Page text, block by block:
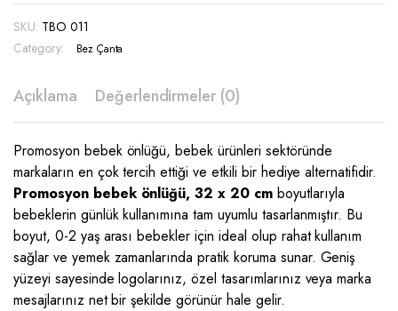
quantity
SKU: TBO 011
Category:
Bez Çanta
Açıklama Değerlendirmeler (0)
Promosyon bebek önlüğü, bebek ürünleri sektöründe
markaların en çok tercih ettiği ve etkili bir hediye alternatifidir.
Promosyon bebek önlüğü, 32 x 20 cmboyutlarıyla
bebeklerin günlük kullanımına tam uyumlu tasarlanmıştır. Bu
boyut, 0-2 yaş arası bebekler için ideal olup rahat kullanım
sağlar ve yemek zamanlarında pratik koruma sunar. Geniş
yüzeyi sayesinde logolarınız, özel tasarımlarınız veya marka
mesajlarınız net bir şekilde görünür hale gelir.